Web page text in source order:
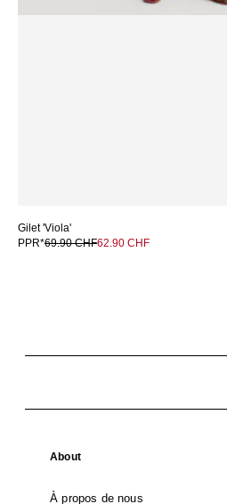
Gilet 'Viola'
PPR*69.90 CHF62.90 CHF
About
À propos de nous